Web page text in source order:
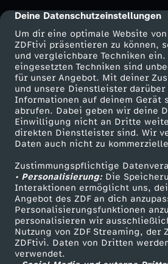
cmp-dialog-description
Deine Datenschutzeinstellungen
Um dir eine optimale Website von
ZDFtivi präsentieren zu können,
und vergleichbare Techniken
eingesetzten Techniken sind
für unser Angebot. Mit deiner
und unsere Dienstleister darüber
Informationen auf deinem Gerät
abrufen. Dabei geben wir deine
Einwilligung nicht an Dritte
direkten Dienstleister sind. Wir
Daten auch nicht zu
Zustimmungspflichtige
• Personalisierung:Die
Interaktionen ermöglicht uns,
Angebot des ZDF an dich
Personalisierungsfunktionen
personalisieren wir
Nutzung von ZDF Streaming, der
ZDFtivi. Daten von Dritten
verwendet.
h
o
w
-
B
u
n
t
,
Mehr ZDF
ZDF-Apps
Smart TV
ZDFtext
Livestreams
Sendungen A-Z
TV-Programm
Tickets
Hilfe